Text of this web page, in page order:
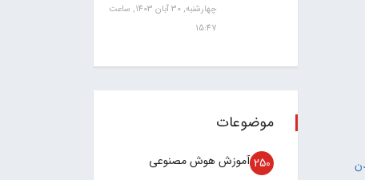
چهارشنبه, 30 آبان 1403, ساعت
15:47
موضوعات
آموزش هوش مصنوعی 250